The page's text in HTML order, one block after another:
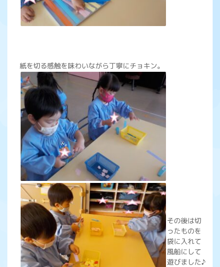
紙を切る感触を味わいながら丁寧にチョキン。
その後は切
ったものを
袋に入れて
風船にして
遊びました♪